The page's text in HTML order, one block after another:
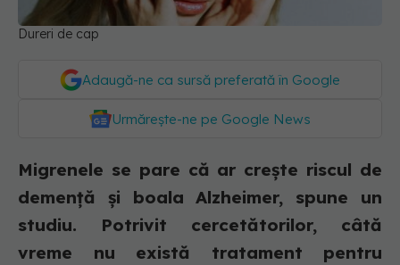
Dureri de cap
Adaugă-ne ca sursă preferată în Google
Urmărește-ne pe Google News
Migrenele se pare că ar crește riscul de
demență și boala Alzheimer, spune un
studiu. Potrivit cercetătorilor, câtă
vreme nu există tratament pentru